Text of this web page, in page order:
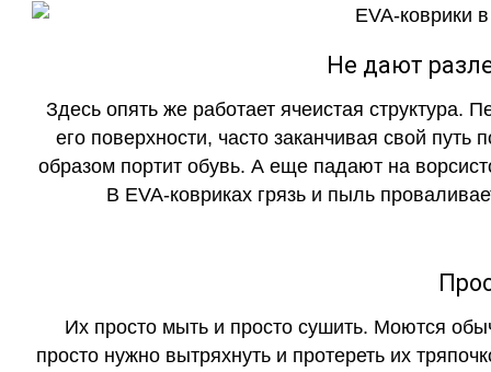
Не дают
Здесь опять же работает ячеистая структура.
его поверхности, часто заканчивая свой
образом портит обувь. А еще падают на
В EVA-ковриках грязь и пыль
Их просто мыть и просто сушить. Моются
просто нужно вытряхнуть и протереть их